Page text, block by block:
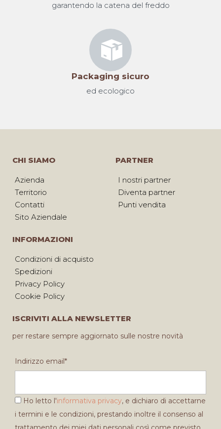
garantendo la catena del freddo
Packaging sicuro
ed ecologico
CHI SIAMO
Azienda
Territorio
Contatti
Sito Aziendale
PARTNER
I nostri partner
Diventa partner
Punti vendita
INFORMAZIONI
Condizioni di acquisto
Spedizioni
Privacy Policy
Cookie Policy
ISCRIVITI ALLA NEWSLETTER
per restare sempre aggiornato sulle nostre novità
Indirizzo email*
Ho letto l'informativa privacy, e dichiaro di accettarne
i termini e le condizioni, prestando inoltre il consenso al